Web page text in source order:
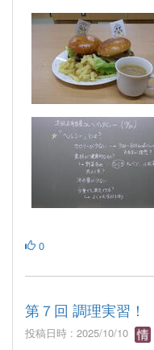
0
第７回 調理実習！
投稿日時 : 2025/10/10